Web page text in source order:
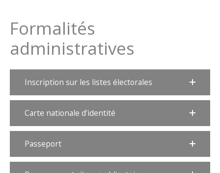
Formalités
administratives
Inscription sur les listes électorales
Carte nationale d’identité
Passeport